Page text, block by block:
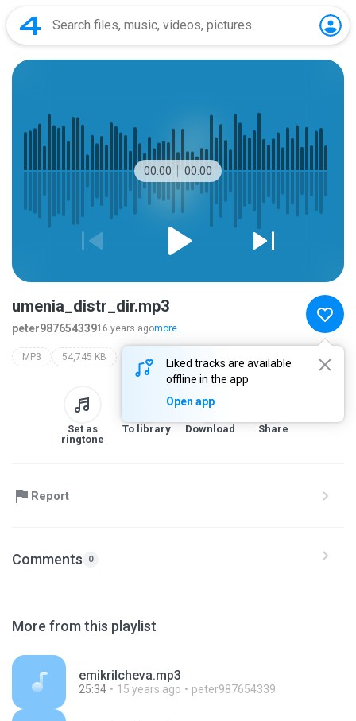
00:00 00:00
Liked tracks are available
offline in the app
Open app
umenia_distr_dir.mp3
peter98765433916 years agomore...
MP3 54,745 KB
Set as
ringtone
To library Download Share
Report
Comments 0
More from this playlist
emikrilcheva.mp3
25:34 15 years ago peter987654339